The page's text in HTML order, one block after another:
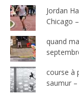
Jordan
Chicago
quand
course à
saumur